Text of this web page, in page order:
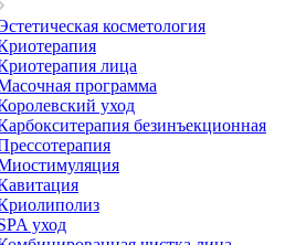
косметология
лица
программа
уход
безинъекционная
уход